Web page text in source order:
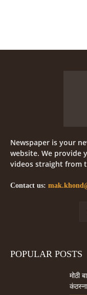
Newspaper is your
website. We provide
videos straight from
Contact us:
POPULAR POSTS
मोठी